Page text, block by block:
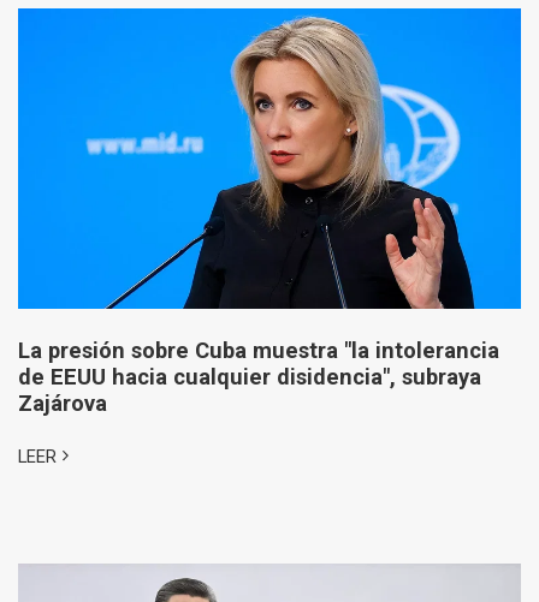
La presión sobre Cuba muestra "la intolerancia
de EEUU hacia cualquier disidencia", subraya
Zajárova
LEER